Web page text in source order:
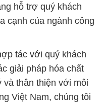
hỗ trợ quý khách
cạnh của ngành công
tác với quý khách
giải pháp hóa chất
thân thiện với môi
Việt Nam, chúng tôi